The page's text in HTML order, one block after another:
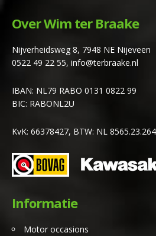
Over Wim ter Braake
Nijverheidsweg 8, 7948 NE Nijeveen
0522 49 22 55, info@terbraake.nl
IBAN: NL79 RABO 0131 0822 99
BIC: RABONL2U
KvK: 66378427, BTW: NL
Informatie
Motor occasions